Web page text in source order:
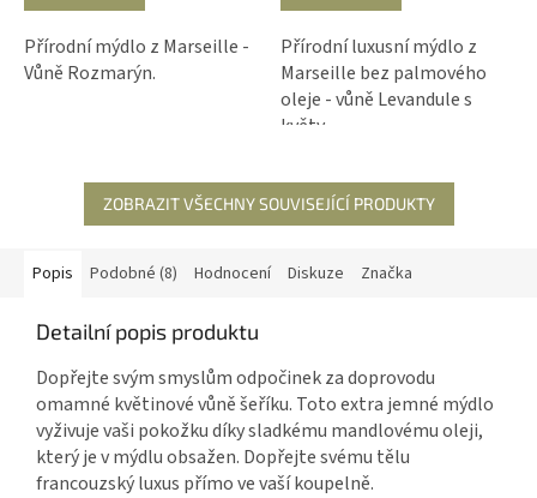
Přírodní mýdlo z Marseille -
Vůně Rozmarýn.
Přírodní luxusní mýdlo z
Marseille bez palmového
oleje - vůně Levandule s
květy
ZOBRAZIT VŠECHNY SOUVISEJÍCÍ PRODUKTY
Popis Podobné (8) Hodnocení Diskuze Značka
Detailní popis produktu
Dopřejte svým smyslům odpočinek za doprovodu
omamné květinové vůně šeříku. Toto extra jemné mýdlo
vyživuje vaši pokožku díky sladkému mandlovému oleji,
který je v mýdlu obsažen. Dopřejte svému tělu
francouzský luxus přímo ve vaší koupelně.